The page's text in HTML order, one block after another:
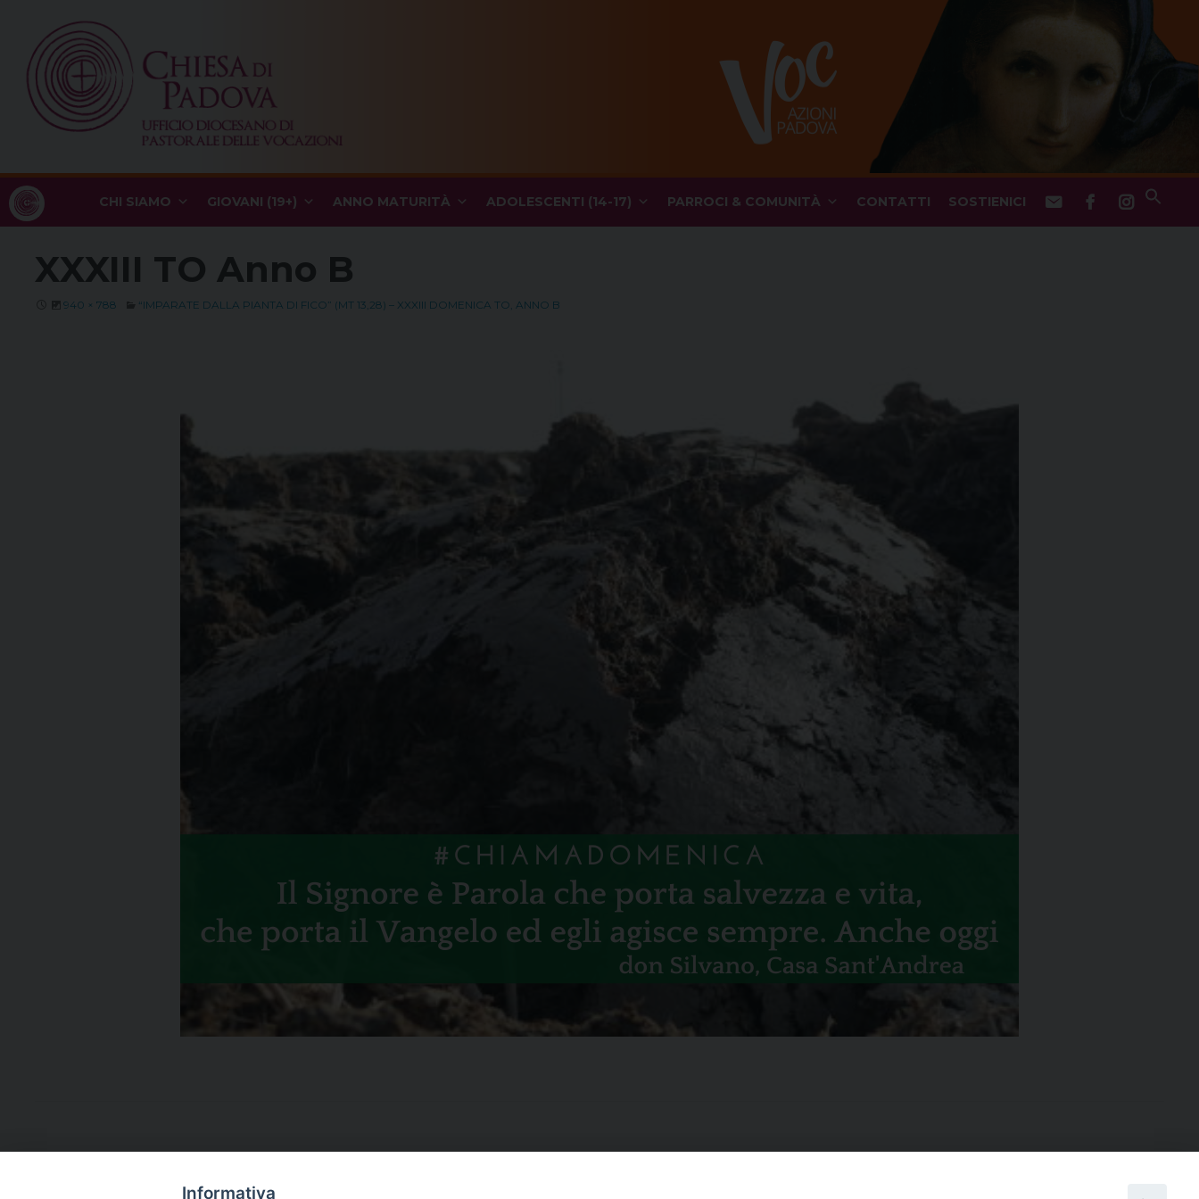
content
CHI SIAMO GIOVANI (19+) ANNO MATURITÀ ADOLESCENTI (14-17) PARROCI & COMUNITÀ CONTATTI SOSTIENICI
XXXIII TO Anno B
940 × 788 “IMPARATE DALLA PIANTA DI FICO” (MT 13,28) – XXXIII DOMENICA TO, ANNO B
Informativa